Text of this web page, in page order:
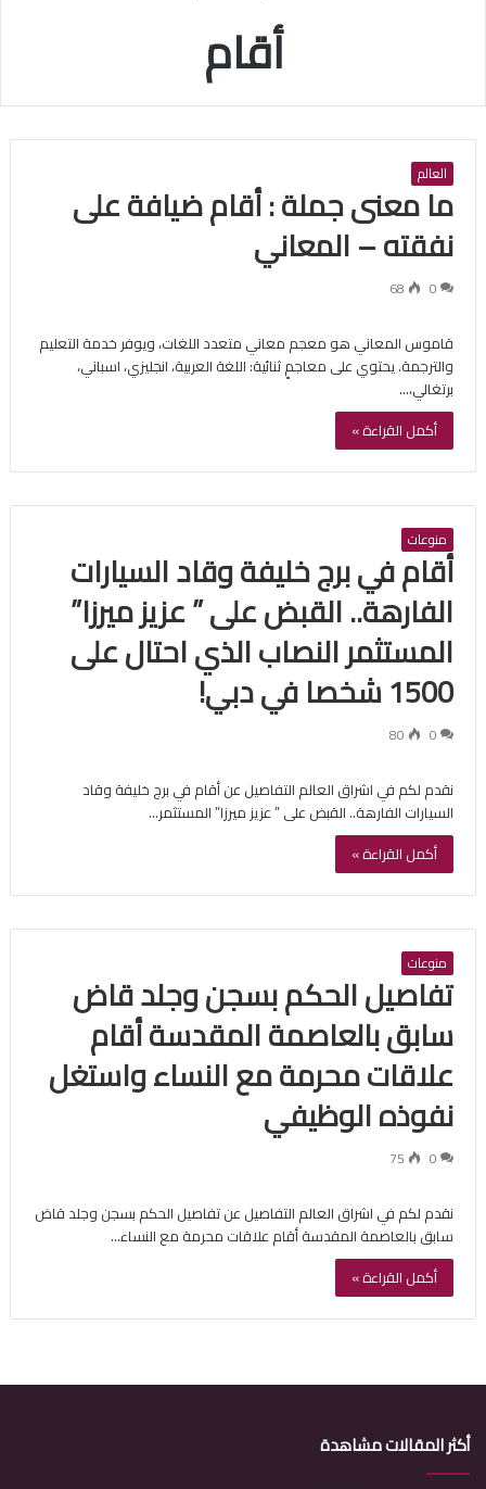
أقام
العالم
ما معنى جملة : أقام ضيافة على
نفقته – المعاني
0
68
قاموس المعاني هو معجم معاني متعدد اللغات، ويوفر خدمة التعليم
والترجمة. يحتوي على معاجمٍ ثنائية: اللغة العربية، انجليزي، اسباني،
برتغالي،…
أكمل القراءة »
منوعات
أقام في برج خليفة وقاد السيارات
الفارهة.. القبض على ” عزيز ميرزا”
المستثمر النصاب الذي احتال على
1500 شخصا في دبي!
0
80
نقدم لكم في اشراق العالم التفاصيل عن أقام في برج خليفة وقاد
السيارات الفارهة.. القبض على ” عزيز ميرزا” المستثمر…
أكمل القراءة »
منوعات
تفاصيل الحكم بسجن وجلد قاض
سابق بالعاصمة المقدسة أقام
علاقات محرمة مع النساء واستغل
نفوذه الوظيفي
0
75
نقدم لكم في اشراق العالم التفاصيل عن تفاصيل الحكم بسجن وجلد قاض
سابق بالعاصمة المقدسة أقام علاقات محرمة مع النساء…
أكمل القراءة »
أكثر المقالات مشاهدة